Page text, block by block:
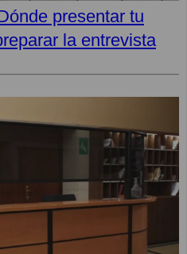
presentar tu
la entrevista